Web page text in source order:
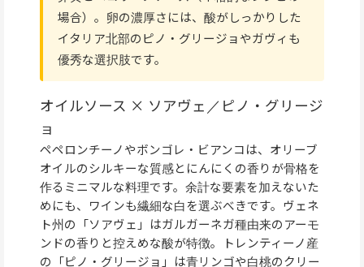
場合）。卵の濃厚さには、酸がしっかりした
イタリア北部のピノ・グリージョやガヴィも
優秀な選択肢です。
オイルソース × ソアヴェ／ピノ・グリージ
ョ
ペペロンチーノやボンゴレ・ビアンコは、オリーブ
オイルのシルキーな質感とにんにくの香りが骨格を
作るミニマルな料理です。余計な要素を加えないた
めにも、ワインも繊細な白を選ぶべきです。ヴェネ
ト州の「ソアヴェ」はガルガーネガ種由来のアーモ
ンドの香りと控えめな酸が特徴。トレンティーノ産
の「ピノ・グリージョ」は青リンゴや白桃のクリー